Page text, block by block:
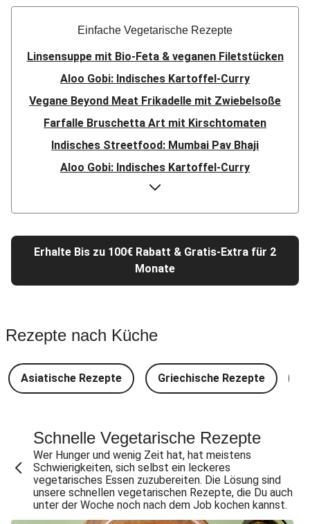
Einfache Vegetarische Rezepte
Linsensuppe mit Bio-Feta & veganen Filetstücken
Aloo Gobi: Indisches Kartoffel-Curry
Vegane Beyond Meat Frikadelle mit Zwiebelsoße
Farfalle Bruschetta Art mit Kirschtomaten
Indisches Streetfood: Mumbai Pav Bhaji
Aloo Gobi: Indisches Kartoffel-Curry
Nepalesisches Linsen Dal Bhat
Rauchige Süßkartoffel-Blumenkohl-Tajine
Nord-Indischer Palak Paneer in spicy Spinatcurry
Bowl & doppelt veganen Sweet-Chili-Filetstücken
Perlencouscous-Minestrone mit Kichererbsen
Camembert En Croûte mit Kartoffeln und Salat
Japanische Aubergine mit Miso-Glasur
Scharfe Linsensuppe mit Bio-Feta und veganen
Filetstücken
Scharfe Marokkanische Linsensuppe mit Bio-Feta
Vegane Beyond Meat Frikadelle mit Zwiebelsoße
Spätzle in Camembert-Creme-Soße
Erhalte Bis zu 100€ Rabatt & Gratis-Extra für 2
Monate
Rezepte nach Küche
Asiatische Rezepte Griechische Rezepte
Schnelle Vegetarische Rezepte
Wer Hunger und wenig Zeit hat, hat meistens
Schwierigkeiten, sich selbst ein leckeres
vegetarisches Essen zuzubereiten. Die Lösung sind
unsere schnellen vegetarischen Rezepte, die Du auch
unter der Woche noch nach dem Job kochen kannst.